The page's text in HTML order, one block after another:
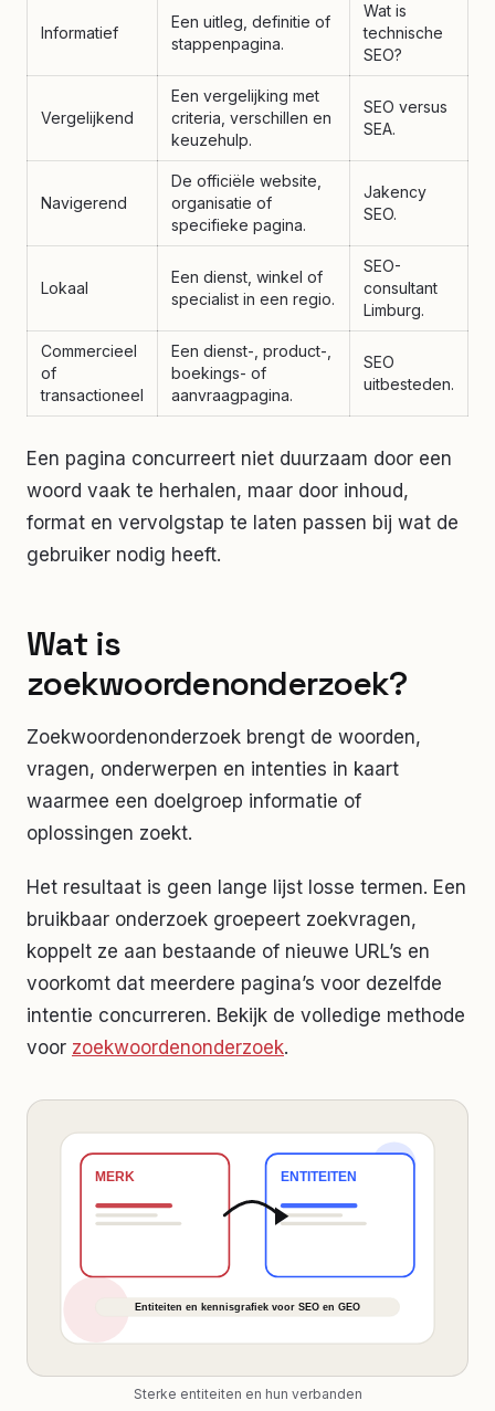
Informatief
Een uitleg, definitie of
stappenpagina.
Wat is
technische
SEO?
Vergelijkend
Een vergelijking met
criteria, verschillen en
keuzehulp.
SEO versus
SEA.
Navigerend
De officiële website,
organisatie of
specifieke pagina.
Jakency
SEO.
Lokaal
Een dienst, winkel of
specialist in een regio.
SEO-
consultant
Limburg.
Commercieel
of
transactioneel
Een dienst-, product-,
boekings- of
aanvraagpagina.
SEO
uitbesteden.
Een pagina concurreert niet duurzaam door een
woord vaak te herhalen, maar door inhoud,
format en vervolgstap te laten passen bij wat de
gebruiker nodig heeft.
Wat is
zoekwoordenonderzoek?
Zoekwoordenonderzoek brengt de woorden,
vragen, onderwerpen en intenties in kaart
waarmee een doelgroep informatie of
oplossingen zoekt.
Het resultaat is geen lange lijst losse termen. Een
bruikbaar onderzoek groepeert zoekvragen,
koppelt ze aan bestaande of nieuwe URL’s en
voorkomt dat meerdere pagina’s voor dezelfde
intentie concurreren. Bekijk de volledige methode
voor zoekwoordenonderzoek.
Sterke entiteiten en hun verbanden